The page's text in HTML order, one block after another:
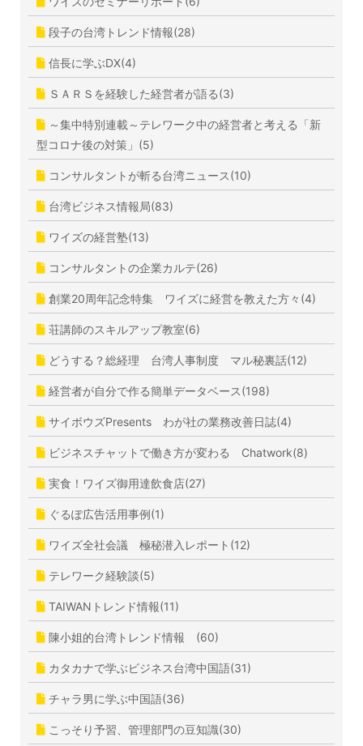
段子の台湾トレンド情報(28)
信長に学ぶDX(4)
ＳＡＲＳを経験した経営者が語る(3)
～集中特別連載～テレワーク中の経営者と考える「新
型コロナ後の対策」(5)
コンサルタントが斬る台湾ニュース(10)
台湾ビジネス情報局(83)
ワイズの経営塾(13)
コンサルタントの企業カルテ(26)
創業20周年記念特集 ワイズに経営を教えた方々(4)
荘講師のスキルアップ教室(6)
どうする？総経理 台湾人事制度 マル秘裏話(12)
経営者が自分で作る簡単データベース(198)
サイボウズPresents わが社の業務改善日誌(4)
ビジネスチャットで働き方が変わる Chatwork(8)
実食！ワイズ御用達飲食店(27)
ぐるぽ広告活用事例(1)
ワイズ全社会議 極秘潜入レポート(12)
テレワーク経験談(5)
TAIWANトレンド情報(11)
陳小姐的台湾トレンド情報 (60)
カタカナで学ぶビジネス台湾中国語(31)
チャラ男に学ぶ中国語(36)
こっそり予習、管理部門の豆知識(30)